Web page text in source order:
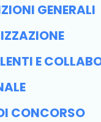
GENERALI
E
CONCORSO